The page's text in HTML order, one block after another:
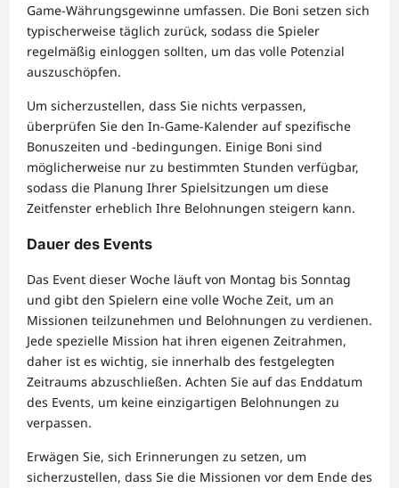
Game-Währungsgewinne umfassen. Die Boni setzen sich
typischerweise täglich zurück, sodass die Spieler
regelmäßig einloggen sollten, um das volle Potenzial
auszuschöpfen.
Um sicherzustellen, dass Sie nichts verpassen,
überprüfen Sie den In-Game-Kalender auf spezifische
Bonuszeiten und -bedingungen. Einige Boni sind
möglicherweise nur zu bestimmten Stunden verfügbar,
sodass die Planung Ihrer Spielsitzungen um diese
Zeitfenster erheblich Ihre Belohnungen steigern kann.
Dauer des Events
Das Event dieser Woche läuft von Montag bis Sonntag
und gibt den Spielern eine volle Woche Zeit, um an
Missionen teilzunehmen und Belohnungen zu verdienen.
Jede spezielle Mission hat ihren eigenen Zeitrahmen,
daher ist es wichtig, sie innerhalb des festgelegten
Zeitraums abzuschließen. Achten Sie auf das Enddatum
des Events, um keine einzigartigen Belohnungen zu
verpassen.
Erwägen Sie, sich Erinnerungen zu setzen, um
sicherzustellen, dass Sie die Missionen vor dem Ende des